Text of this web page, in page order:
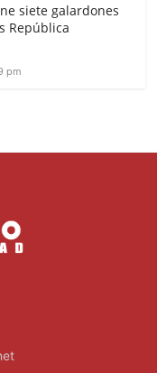
siete galardones
República
pm